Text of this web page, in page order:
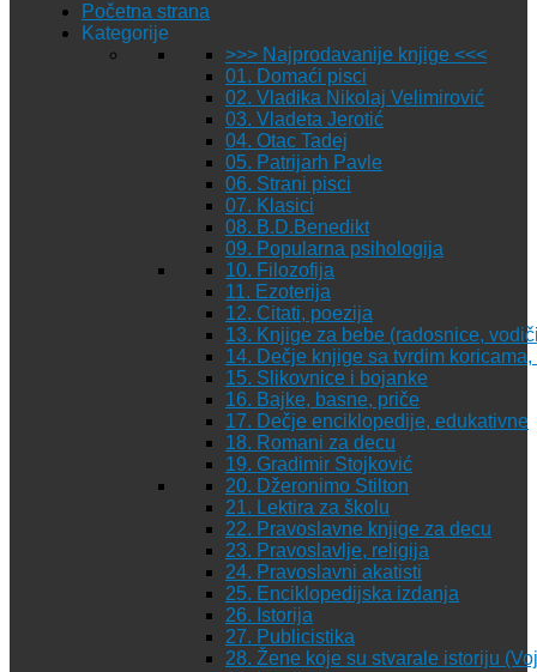
Početna strana
Kategorije
>>> Najprodavanije knjige <<<
01. Domaći pisci
02. Vladika Nikolaj Velimirović
03. Vladeta Jerotić
04. Otac Tadej
05. Patrijarh Pavle
06. Strani pisci
07. Klasici
08. B.D.Benedikt
09. Popularna psihologija
10. Filozofija
11. Ezoterija
12. Citati, poezija
13. Knjige za bebe (radosnice,
14. Dečje knjige sa tvrdim
15. Slikovnice i bojanke
16. Bajke, basne, priče
17. Dečje enciklopedije, edukativne
18. Romani za decu
19. Gradimir Stojković
20. Džeronimo Stilton
21. Lektira za školu
22. Pravoslavne knjige za decu
23. Pravoslavlje, religija
24. Pravoslavni akatisti
25. Enciklopedijska izdanja
26. Istorija
27. Publicistika
28. Žene koje su stvarale istoriju